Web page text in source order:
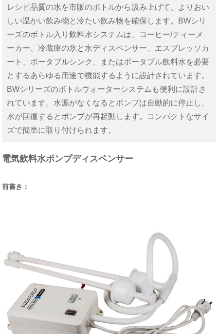
レシピ品質の水を市販のボトルから汲み上げて、よりおい
しい温かい飲み物と冷たい飲み物を確保します。BWシリ
ーズのボトル入り飲料水システムは、コーヒー/ティーメ
ーカー、冷蔵庫の氷と水ディスペンサー、エスプレッソカ
ート、ポータブルシンク、またはポータブル飲料水を必要
とするあらゆる用途で機能するように設計されています。
BWシリーズのボトルウォーターシステムも便利に設計さ
れています。水源がなくなるとポンプは自動的に停止し、
水が回復するとポンプが再起動します。コンパクトなサイ
ズで簡単に取り付けられます。
電気飲料水ポンプディスペンサー
前書き：